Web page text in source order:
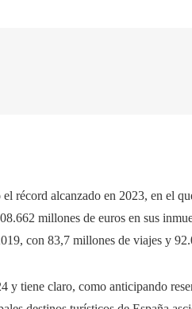
el récord alcanzado en 2023, en el
millones de euros en sus
con 83,7 millones de viajes y
tiene claro, como anticipando